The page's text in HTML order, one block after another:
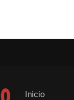
Inicio